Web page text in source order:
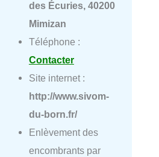
des Écuries, 40200
Mimizan
Téléphone :
Contacter
Site internet :
http://www.sivom-
du-born.fr/
Enlèvement des
encombrants par